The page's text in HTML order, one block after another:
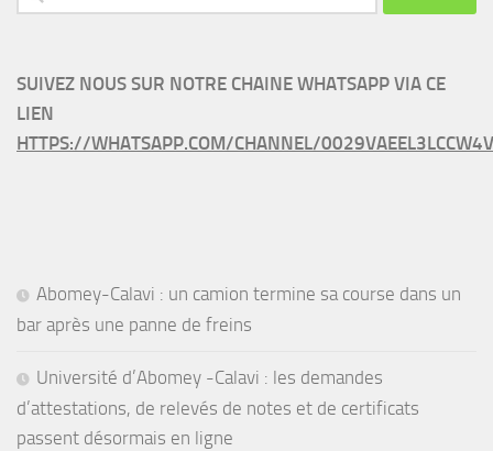
SUIVEZ NOUS SUR NOTRE CHAINE WHATSAPP VIA CE
LIEN
HTTPS://WHATSAPP.COM/CHANNEL/
Abomey-Calavi : un camion termine sa course dans un
bar après une panne de freins
Université d’Abomey -Calavi : les demandes
d’attestations, de relevés de notes et de certificats
passent désormais en ligne